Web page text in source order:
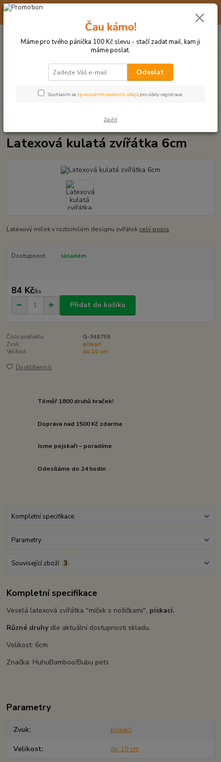
☀️ 10. - 14. SRPNA 2026 MÁME DOVOLENOU ☀️ OBJEDNÁVKY
Hledat
po–pá: 9–17 hod.
za0 Kč
Latexová kulatá zvířátka 6cm
Latexová kulatá zvířátka 6cm
Latexový míček v roztomilém designu zvířátek celý popis
Dostupnost skladem
84 Kč/ks
Přidat do košíku
Číslo produktu:
G-348759
Zvuk:
pískací
Velikost:
do 10 cm
Do oblíbených
Téměř 1800 druhů hraček!
Doprava nad 1500 Kč zdarma
Jsme pejskaři – poradíme
Odesíláme do 24 hodin
Kompletní specifikace
Parametry
Související zboží 3
Kompletní specifikace
Veselá latexová zvířátka "míček s nožičkami", pískací.
Různé druhydle aktuální dostupnosti skladu.
Velikost: 6cm
Značka: HuhuBamboo/Bubu pets
Parametry
Zvuk pískací
Velikost do 10 cm
Čau kámo!
Máme pro tvého páníčka 100 Kč slevu - stačí zadat mail, kam ji
máme poslat.
Odeslat
Souhlasím se zpracováním osobních údajů pro účely registrace.
Zavřít